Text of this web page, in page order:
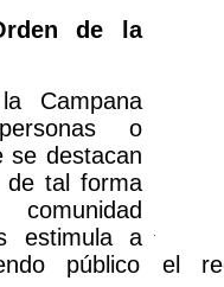
de la
Campana
o
se destacan
de tal forma
estimula a
público el